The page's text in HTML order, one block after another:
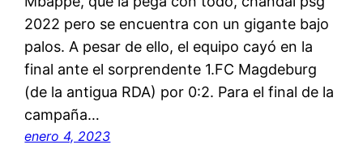
2022 pero se encuentra con un gigante bajo
palos. A pesar de ello, el equipo cayó en la
final ante el sorprendente 1.FC Magdeburg
(de la antigua RDA) por 0:2. Para el final de la
campaña…
enero 4, 2023